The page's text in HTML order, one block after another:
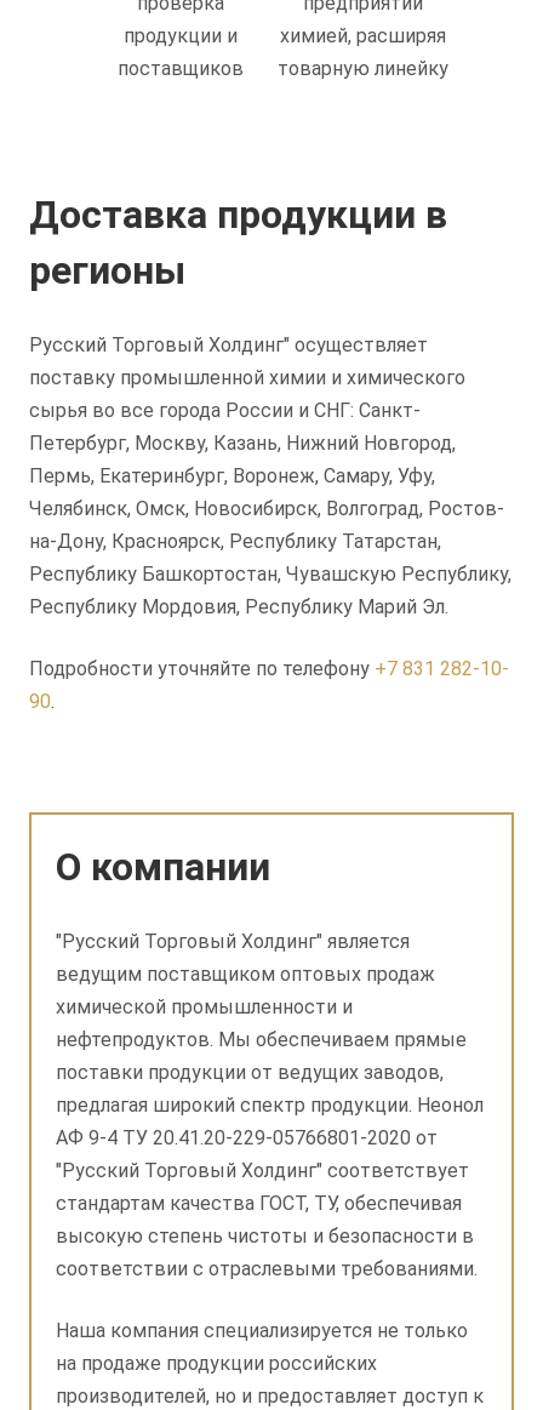
продукции и
поставщиков
химией, расширяя
товарную линейку
Доставка продукции в
регионы
Русский Торговый Холдинг" осуществляет
поставку промышленной химии и химического
сырья во все города России и СНГ: Санкт-
Петербург, Москву, Казань, Нижний Новгород,
Пермь, Екатеринбург, Воронеж, Самару, Уфу,
Челябинск, Омск, Новосибирск, Волгоград, Ростов-
на-Дону, Красноярск, Республику Татарстан,
Республику Башкортостан, Чувашскую Республику,
Республику Мордовия, Республику Марий Эл.
Подробности уточняйте по телефону +7 831 282-10-
90.
О компании
"Русский Торговый Холдинг" является
ведущим поставщиком оптовых продаж
химической промышленности и
нефтепродуктов. Мы обеспечиваем прямые
поставки продукции от ведущих заводов,
предлагая широкий спектр продукции. Неонол
АФ 9-4 ТУ 20.41.20-229-05766801-2020 от
"Русский Торговый Холдинг" соответствует
стандартам качества ГОСТ, ТУ, обеспечивая
высокую степень чистоты и безопасности в
соответствии с отраслевыми требованиями.
Наша компания специализируется не только
на продаже продукции российских
производителей, но и предоставляет доступ к